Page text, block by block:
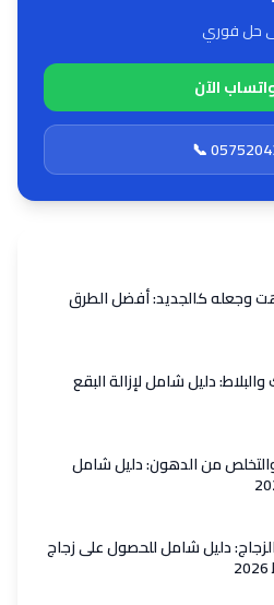
حل فوري
الآن
📞
وجعله كالجديد: أفضل الطرق
دليل شامل لإزالة البقع
من الدهون: دليل شامل
دليل شامل للحصول على زجاج